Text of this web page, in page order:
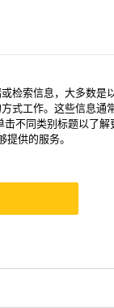
seems you are
检索信息，大多数
式工作。这些信息通
不同类别标题以了
供的服务。